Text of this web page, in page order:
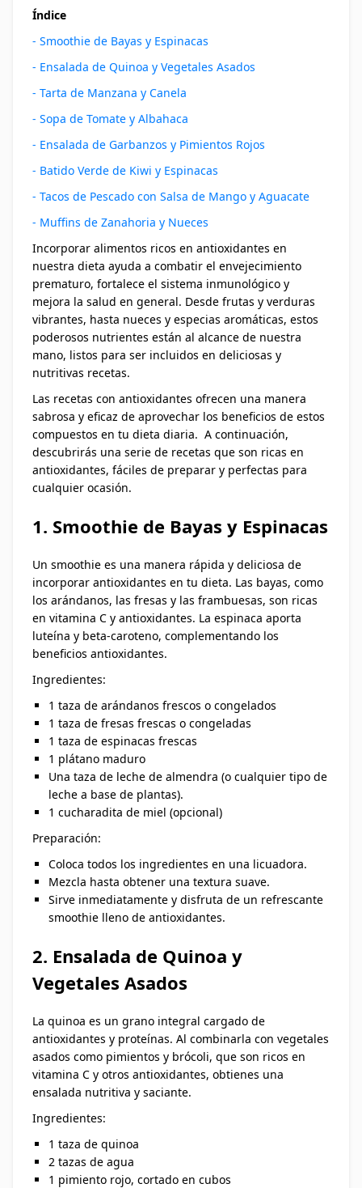
Índice
- Smoothie de Bayas y Espinacas
- Ensalada de Quinoa y Vegetales Asados
- Tarta de Manzana y Canela
- Sopa de Tomate y Albahaca
- Ensalada de Garbanzos y Pimientos Rojos
- Batido Verde de Kiwi y Espinacas
- Tacos de Pescado con Salsa de Mango y Aguacate
- Muffins de Zanahoria y Nueces
Incorporar alimentos ricos en antioxidantes en
nuestra dieta ayuda a combatir el envejecimiento
prematuro, fortalece el sistema inmunológico y
mejora la salud en general. Desde frutas y verduras
vibrantes, hasta nueces y especias aromáticas, estos
poderosos nutrientes están al alcance de nuestra
mano, listos para ser incluidos en deliciosas y
nutritivas recetas.
Las recetas con antioxidantes ofrecen una manera
sabrosa y eficaz de aprovechar los beneficios de estos
compuestos en tu dieta diaria. A continuación,
descubrirás una serie de recetas que son ricas en
antioxidantes, fáciles de preparar y perfectas para
cualquier ocasión.
1. Smoothie de Bayas y Espinacas
Un smoothie es una manera rápida y deliciosa de
incorporar antioxidantes en tu dieta. Las bayas, como
los arándanos, las fresas y las frambuesas, son ricas
en vitamina C y antioxidantes. La espinaca aporta
luteína y beta-caroteno, complementando los
beneficios antioxidantes.
Ingredientes:
1 taza de arándanos frescos o congelados
1 taza de fresas frescas o congeladas
1 taza de espinacas frescas
1 plátano maduro
Una taza de leche de almendra (o cualquier tipo de
leche a base de plantas).
1 cucharadita de miel (opcional)
Preparación:
Coloca todos los ingredientes en una licuadora.
Mezcla hasta obtener una textura suave.
Sirve inmediatamente y disfruta de un refrescante
smoothie lleno de antioxidantes.
2. Ensalada de Quinoa y
Vegetales Asados
La quinoa es un grano integral cargado de
antioxidantes y proteínas. Al combinarla con vegetales
asados como pimientos y brócoli, que son ricos en
vitamina C y otros antioxidantes, obtienes una
ensalada nutritiva y saciante.
Ingredientes:
1 taza de quinoa
2 tazas de agua
1 pimiento rojo, cortado en cubos